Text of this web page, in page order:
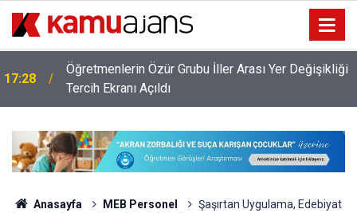
17:28
Öğretmenlerin Özür Grubu İller Arası Yer Değişikliği
Tercih Ekranı Açıldı
Anasayfa MEB Personel
Şaşırtan Uygulama, Edebiyat